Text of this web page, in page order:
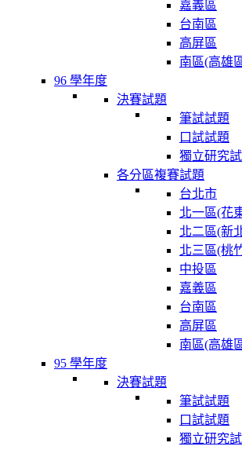
嘉義區
台南區
高屏區
南區(高雄
96 學年度
決賽試題
筆試試題
口試試題
獨立研究
各分區複賽試題
台北市
北一區(花
北二區(新
北三區(桃
中投區
嘉義區
台南區
高屏區
南區(高雄
95 學年度
決賽試題
筆試試題
口試試題
獨立研究